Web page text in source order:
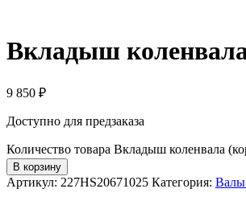
Вкладыш
9 850 ₽
Доступно для предзаказа
Количество товара Вкладыш коленвала
В корзину
Артикул: 227HS20671025 Категория: Валы